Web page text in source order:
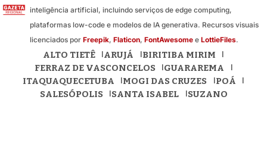
inteligência artificial, incluindo serviços de edge computing,
plataformas low-code e modelos de IA generativa. Recursos visuais
licenciados por Freepik, Flaticon, FontAwesomee LottieFiles.
ALTO TIETÊ ARUJÁ
BIRITIBA MIRIM
FERRAZ DE VASCONCELOS
GUARAREMA
ITAQUAQUECETUBA
MOGI DAS CRUZES
POÁ
SALESÓPOLIS
SANTA ISABEL SUZANO